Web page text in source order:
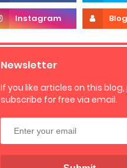
Newsletter
If you like articles on this
subscribe for free via email.